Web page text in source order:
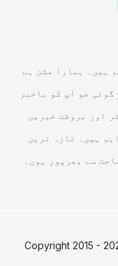
ہیں۔ ہمارا مشن ہے
جو آپ کو باخبر
اور بروقت خبریں
ہیں۔ تازہ ترین
سے بھرپور ہوں۔
© Copyright 2015 -